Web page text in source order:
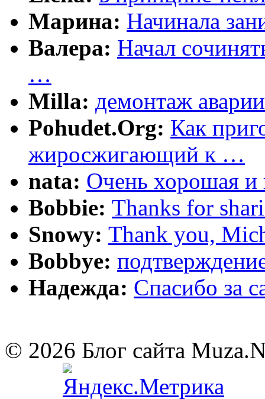
Марина: Начинала
Валера: Начал
…
Milla: демонтаж
Pohudet.Org: Как
жиросжигающий к …
nata: Очень хорошая и
Bobbie: Thanks for
Snowy: Thank you,
Bobbye:
Надежда: Cпасибо за
© 2026 Блог сайта